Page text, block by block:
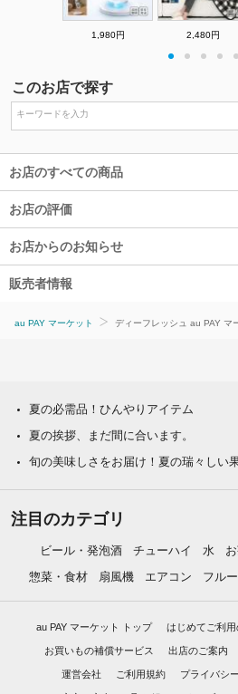
1,980円 2,480円
このお店で探す
お店のすべての商品
お店の評価
お店からのお知らせ
販売者情報
au PAY マーケット ディーフレッシュ au PAY マ
夏の必需品！ひんやりアイテム
夏の挨拶、まだ間に合います。
旬の美味しさをお届け！夏の瑞々しい
注目のカテゴリ
ビール・発泡酒 チューハイ 水
惣菜・食材
扇風機 エアコン フル
au PAY マーケット トップ はじめてご利用
お買いもの補償サービス 出店のご案内
運営会社 ご利用規約 プライバシ